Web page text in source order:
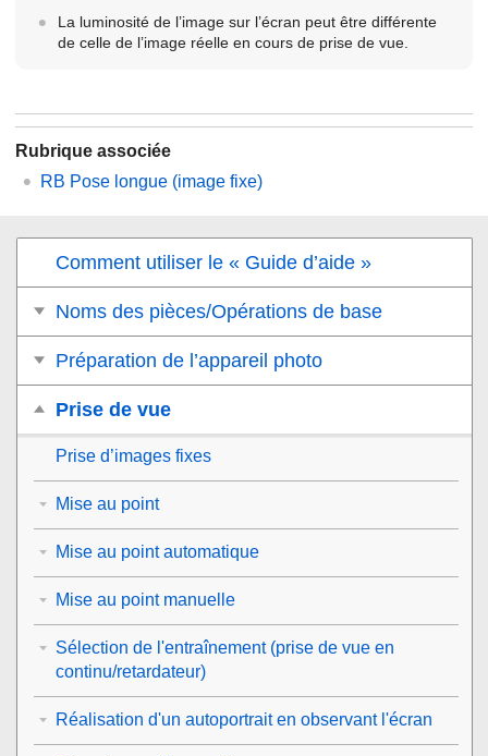
La luminosité de l’image sur l’écran peut être différente
de celle de l’image réelle en cours de prise de vue.
Rubrique associée
RB Pose longue (image fixe)
Comment utiliser le « Guide d’aide »
Noms des pièces/Opérations de base
Préparation de l’appareil photo
Prise de vue
Prise d’images fixes
Mise au point
Mise au point automatique
Mise au point manuelle
Sélection de l'entraînement (prise de vue en
continu/retardateur)
Réalisation d'un autoportrait en observant l'écran